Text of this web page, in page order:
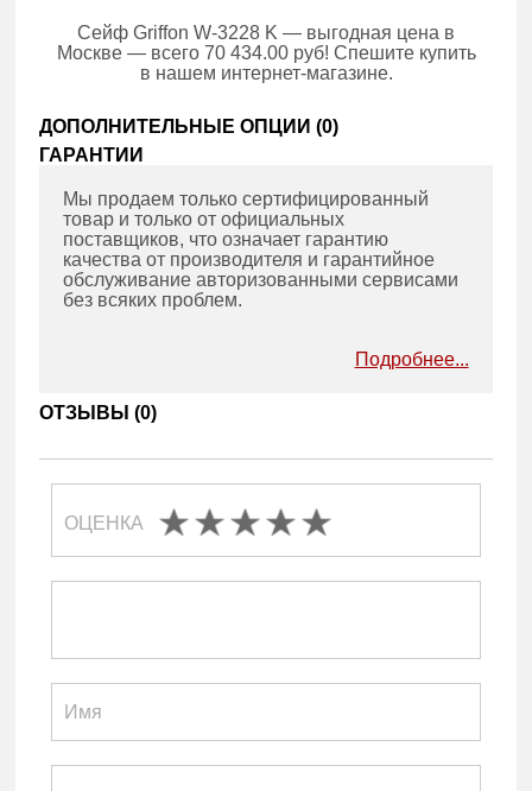
Сейф Griffon W-3228 K — выгодная цена в
Москве — всего 70 434.00 руб! Спешите купить
в нашем интернет-магазине.
ДОПОЛНИТЕЛЬНЫЕ ОПЦИИ (0)
ГАРАНТИИ
Мы продаем только сертифицированный
товар и только от официальных
поставщиков, что означает гарантию
качества от производителя и гарантийное
обслуживание авторизованными сервисами
без всяких проблем.
Подробнее...
ОТЗЫВЫ (0)
ОЦЕНКА